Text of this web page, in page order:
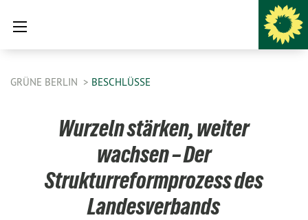
GRÜNE BERLIN BESCHLÜSSE
Wurzeln stärken, weiter
wachsen – Der
Strukturreformprozess des
Landesverbands